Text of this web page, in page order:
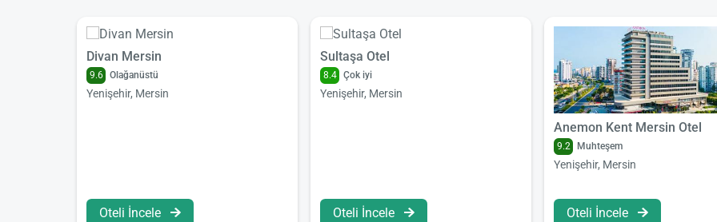
Divan Mersin
9.6 Olağanüstü
Yenişehir, Mersin
Oteli İncele
Sultaşa Otel
8.4 Çok iyi
Yenişehir, Mersin
Oteli İncele
Anemon Kent Mersin Otel
9.2 Muhteşem
Yenişehir, Mersin
Oteli İncele